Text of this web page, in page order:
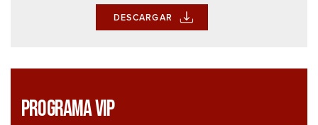
DESCARGAR
Programa VIP